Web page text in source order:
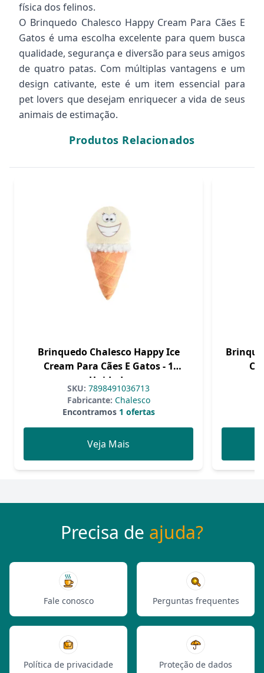
física dos felinos.
O Brinquedo Chalesco Happy Cream Para Cães E
Gatos é uma escolha excelente para quem busca
qualidade, segurança e diversão para seus amigos
de quatro patas. Com múltiplas vantagens e um
design cativante, este é um item essencial para
pet lovers que desejam enriquecer a vida de seus
animais de estimação.
Produtos Relacionados
Brinquedo Chalesco Happy Ice
Cream Para Cães E Gatos - 1
Unidade
SKU: 7898491036713
Fabricante: Chalesco
Encontramos1 ofertas
Veja Mais
Precisa de ajuda?
Fale conosco Perguntas frequentes
Política de privacidade Proteção de dados